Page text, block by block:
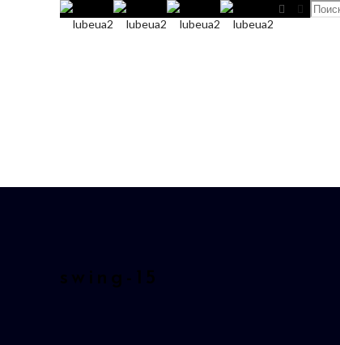
swing-15